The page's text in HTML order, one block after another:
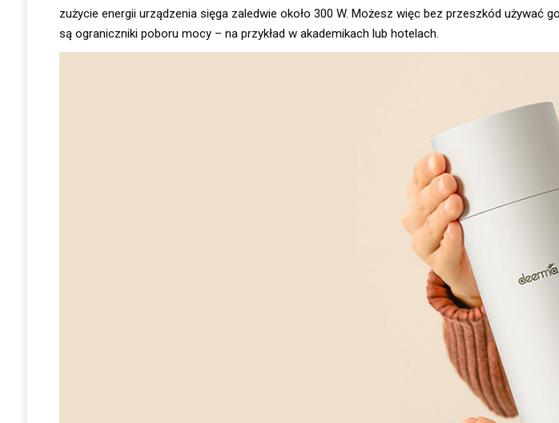
zużycie energii urządzenia sięga zaledwie około 300 W. Możesz więc bez przeszkód używać
są ograniczniki poboru mocy – na przykład w akademikach lub hotelach.